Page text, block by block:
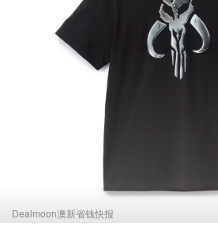
Dealmoon澳新省钱快报